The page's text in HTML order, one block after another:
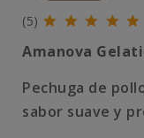
(5)
Amanova
Pechuga de
sabor suave y